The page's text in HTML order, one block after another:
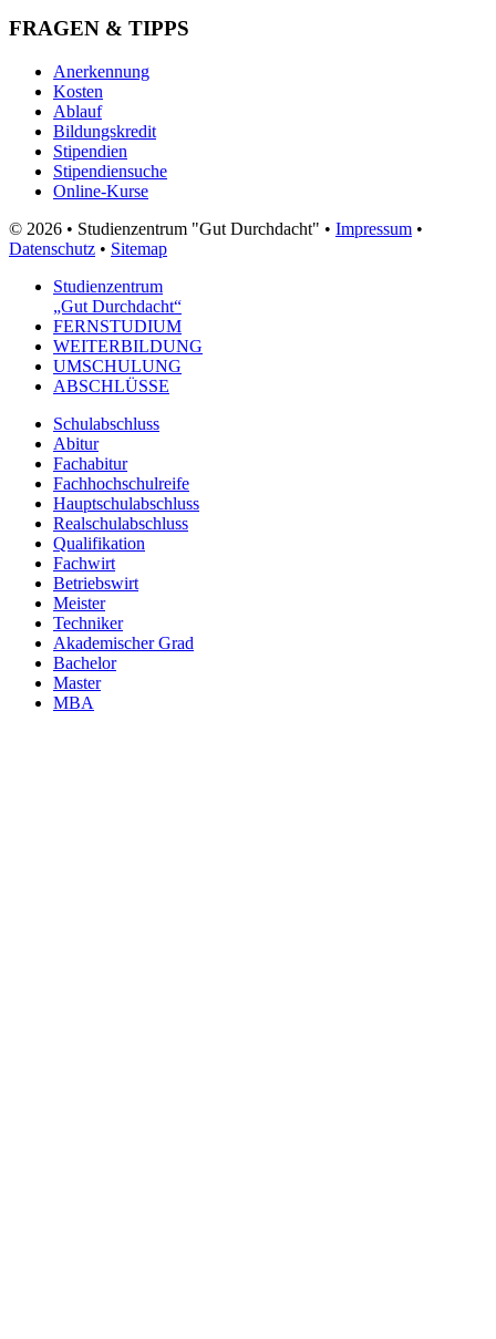
FRAGEN & TIPPS
Anerkennung
Kosten
Ablauf
Bildungskredit
Stipendien
Stipendiensuche
Online-Kurse
© 2026 • Studienzentrum "Gut Durchdacht" • Impressum •
Datenschutz • Sitemap
Studienzentrum
„Gut Durchdacht“
FERNSTUDIUM
WEITERBILDUNG
UMSCHULUNG
ABSCHLÜSSE
Schulabschluss
Abitur
Fachabitur
Fachhochschulreife
Hauptschulabschluss
Realschulabschluss
Qualifikation
Fachwirt
Betriebswirt
Meister
Techniker
Akademischer Grad
Bachelor
Master
MBA